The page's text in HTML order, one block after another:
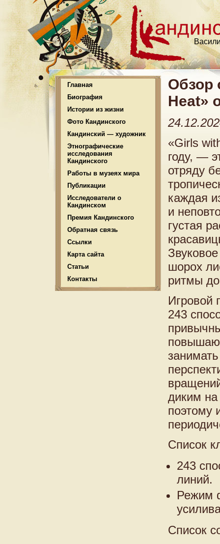
Главная
Биография
Истории из жизни
Фото Кандинского
Кандинский — художник
Этнографические
исследования
Кандинского
Работы в музеях мира
Публикации
Исследователи о
Кандинском
Премия Кандинского
Обратная связь
Ссылки
Карта сайта
Статьи
Контакты
Обзор
Heat»
«Girls
году, —
отряду
каждая
и
густая
шорох
ритмы
Игровой
243
диким
поэтому
Список
243
линий.
Режим
Список